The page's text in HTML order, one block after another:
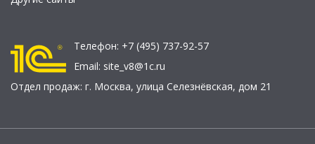
Телефон: +7 (495) 737-92-57
Email: site_v8@1c.ru
Отдел продаж: г. Москва, улица Селезнёвская, дом 21